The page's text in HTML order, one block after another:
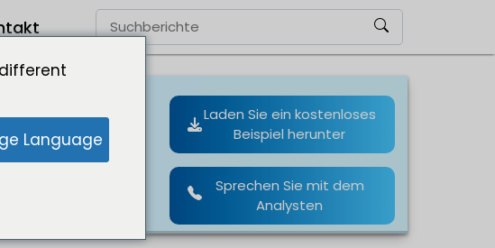
Laden Sie ein kostenloses
Beispiel herunter
Sprechen Sie mit dem
Analysten
Language